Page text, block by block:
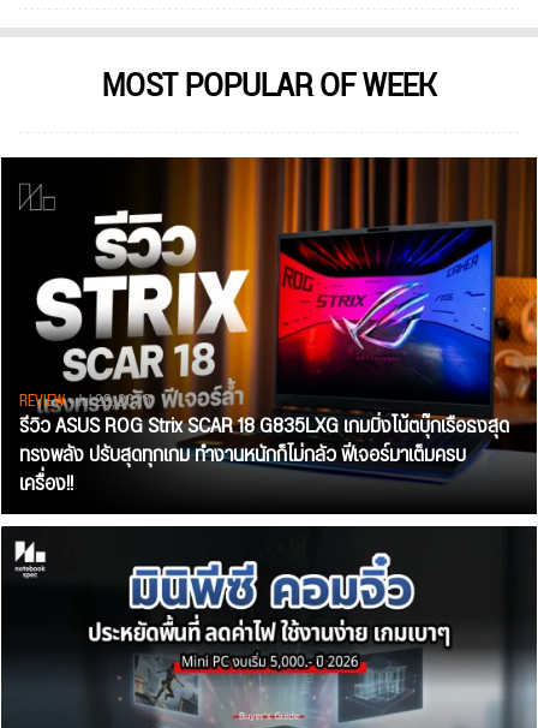
MOST POPULAR OF WEEK
REVIEW• Jul 28, 2026
รีวิว ASUS ROG Strix SCAR 18 G835LXG เกมมิ่งโน้ตบุ๊กเรือธงสุด
ทรงพลัง ปรับสุดทุกเกม ทำงานหนักก็ไม่กลัว ฟีเจอร์มาเต็มครบ
เครื่อง!!